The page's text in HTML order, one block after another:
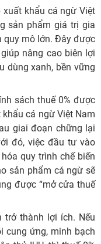
xuất khẩu cá ngừ Việt
sản phẩm giá trị gia
quy mô lớn. Đây được
nâng cao biên lợi
dùng xanh, bền vững
sách thuế 0% được
cá ngừ Việt Nam
giai đoạn chững lại
đó, việc đầu tư vào
quy trình chế biến
sản phẩm cá ngừ sẽ
được “mở cửa thuế
trở thành lợi ích. Nếu
cung ứng, minh bạch